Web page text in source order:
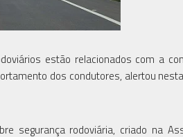
estão relacionados com a
dos condutores, alertou
segurança rodoviária, criado na